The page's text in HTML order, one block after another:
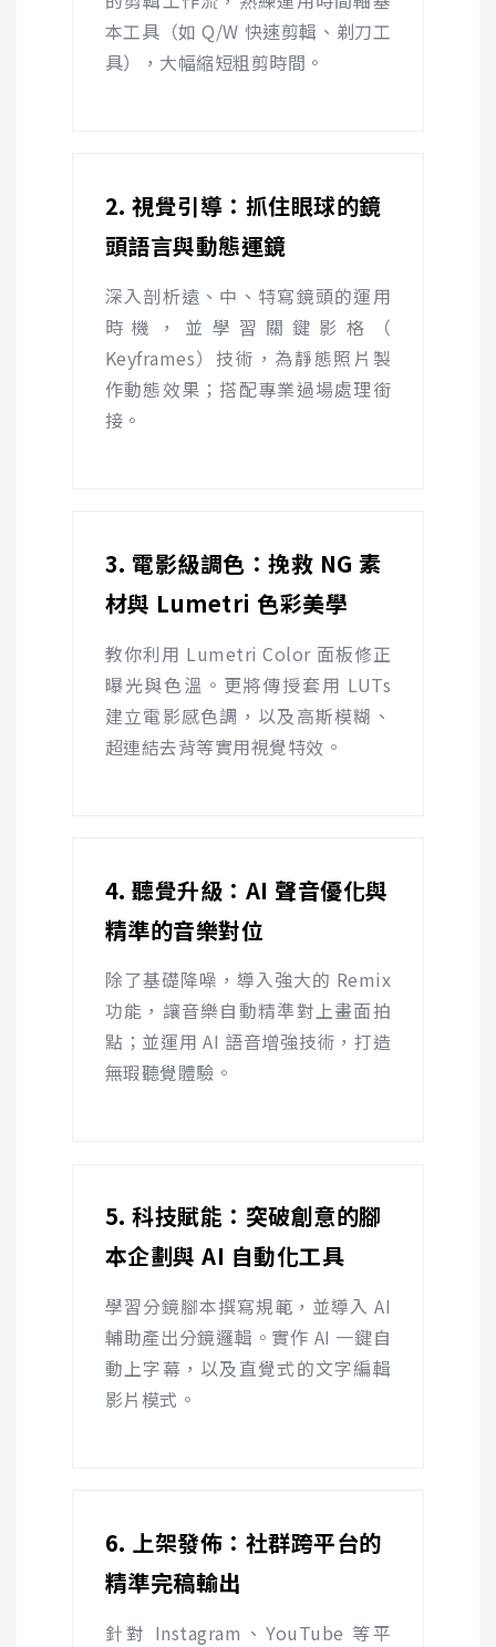
本工具（如Q/W 快速剪輯、剃刀工
具），大幅縮短粗剪時間。
2. 視覺引導：抓住眼球的鏡
頭語言與動態運鏡
深入剖析遠、中、特寫鏡頭的運用
時機，並學習關鍵影格（
Keyframes）技術，為靜態照片製
作動態效果；搭配專業過場處理銜
接。
3. 電影級調色：挽救 NG 素
材與 Lumetri 色彩美學
教你利用 Lumetri Color面板修正
曝光與色溫。更將傳授套用 LUTs
建立電影感色調，以及高斯模糊、
超連結去背等實用視覺特效。
4. 聽覺升級： AI 聲音優化與
精準的音樂對位
除了基礎降噪，導入強大的 Remix
功能，讓音樂自動精準對上畫面拍
點；並運用AI 語音增強技術，打造
無瑕聽覺體驗。
5. 科技賦能：突破創意的腳
本企劃與AI 自動化工具
學習分鏡腳本撰寫規範，並導入AI
輔助產出分鏡邏輯。實作 AI 一鍵自
動上字幕，以及直覺式的文字編輯
影片模式。
6. 上架發佈：社群跨平台的
精準完稿輸出
針對 Instagram 、YouTube 等平